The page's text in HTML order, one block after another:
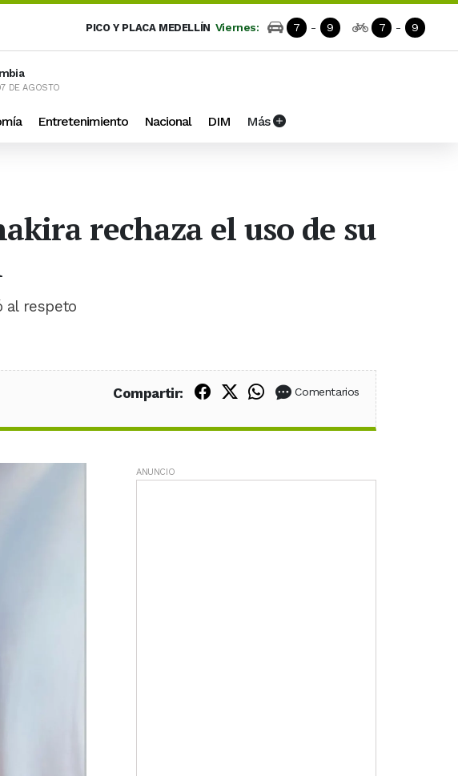
PICO Y PLACA MEDELLÍN Viernes: 7 - 9 7 - 9
DE AGOSTO
Entretenimiento Nacional DIM Más
rechaza el uso de su
al respeto
Compartir: Compartir en Facebook
Compartir en X (Twitter)
Compartir en WhatsApp
Comentarios
ANUNCIO